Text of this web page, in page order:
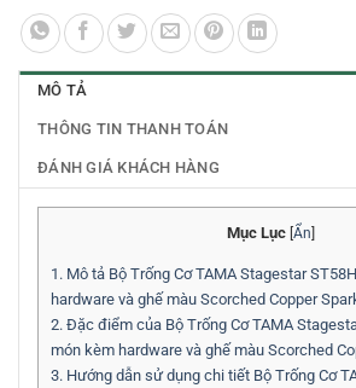
MÔ TẢ
THÔNG TIN THANH TOÁN
ĐÁNH GIÁ KHÁCH HÀNG
Mục Lục [Ẩn]
1. Mô tả Bộ Trống Cơ TAMA Stagestar
hardware và ghế màu Scorched Copper
2. Đặc điểm của Bộ Trống Cơ TAMA
món kèm hardware và ghế màu Scorched
3. Hướng dẫn sử dụng chi tiết Bộ Trống Cơ